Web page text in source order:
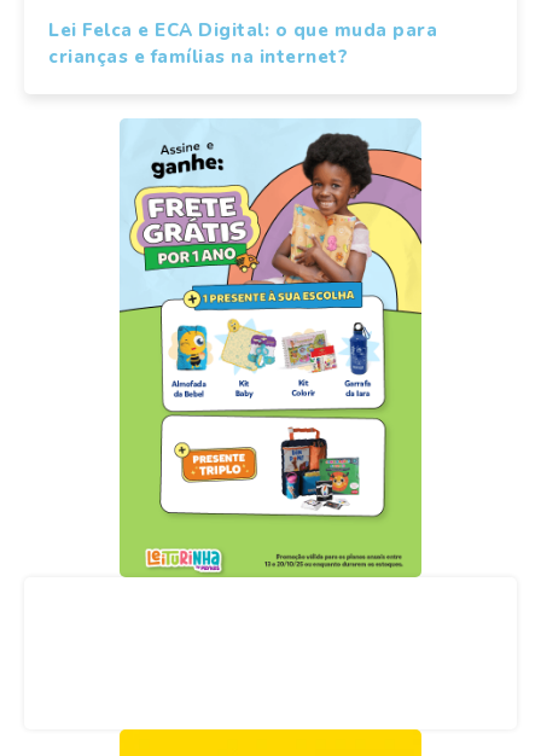
Lei Felca e ECA Digital: o que muda para
crianças e famílias na internet?